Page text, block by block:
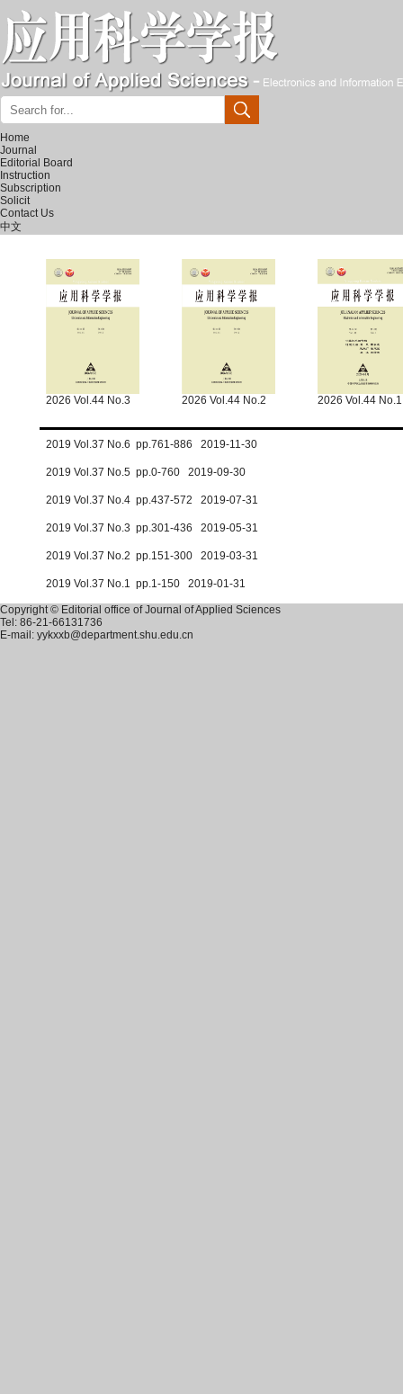
Home
Journal
Editorial Board
Instruction
Subscription
Solicit
Contact Us
中文
2026 Vol.44 No.3 2026 Vol.44 No.2 2026 Vol.44 No.1
2019 Vol.37 No.6 pp.761-886 2019-11-30
2019 Vol.37 No.5 pp.0-760 2019-09-30
2019 Vol.37 No.4 pp.437-572 2019-07-31
2019 Vol.37 No.3 pp.301-436 2019-05-31
2019 Vol.37 No.2 pp.151-300 2019-03-31
2019 Vol.37 No.1 pp.1-150 2019-01-31
Copyright © Editorial office of Journal of Applied Sciences
Tel: 86-21-66131736
E-mail: yykxxb@department.shu.edu.cn